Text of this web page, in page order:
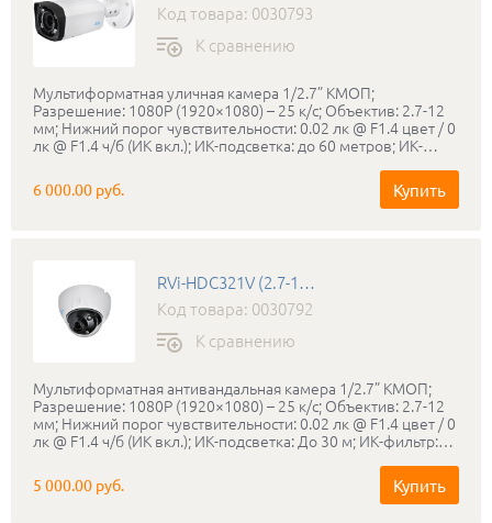
Код товара: 0030793
К сравнению
Мультиформатная уличная камера 1/2.7” КМОП;
Разрешение: 1080P (1920×1080) – 25 к/с; Объектив: 2.7-12
мм; Нижний порог чувствительности: 0.02 лк @ F1.4 цвет / 0
лк @ F1.4 ч/б (ИК вкл.); ИК-подсветка: до 60 метров; ИК-
±25%, до 8.5 Вт; Дальность передачи сигнала (коаксильный
кабель): До 500 м; Класс защиты: IP67; Диапазон рабочих
температур: -40…+60°С; Габаритные размеры: 215×90×90
6 000.00 руб. Купить
RVi-HDC321V (2.7-12 мм)
Код товара: 0030792
К сравнению
Мультиформатная антивандальная камера 1/2.7” КМОП;
Разрешение: 1080P (1920×1080) – 25 к/с; Объектив: 2.7-12
мм; Нижний порог чувствительности: 0.02 лк @ F1.4 цвет / 0
лк @ F1.4 ч/б (ИК вкл.); ИК-подсветка: До 30 м; ИК-фильтр:
до 5,8 Вт; Дальность передачи сигнала (коаксильный
кабель): До 500 м; Класс защиты: IP67, IK10; Диапазон
рабочих температур: -40°С...+60°С; Габаритные размеры:
5 000.00 руб. Купить